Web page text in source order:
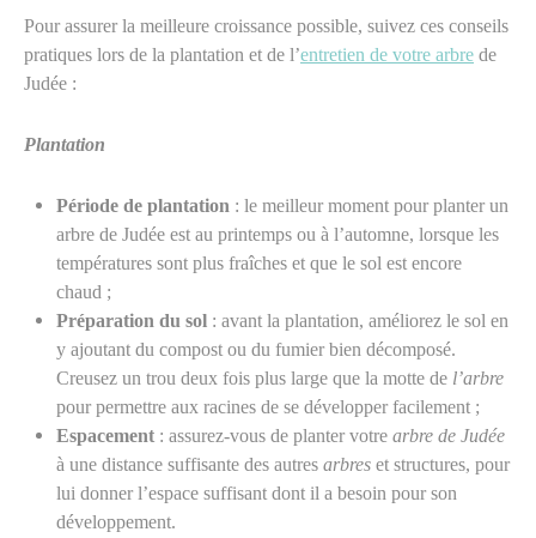
Pour assurer la meilleure croissance possible, suivez ces conseils
pratiques lors de la plantation et de l’entretien de votre arbre de
Judée :
Plantation
Période de plantation : le meilleur moment pour planter un
arbre de Judée est au printemps ou à l’automne, lorsque les
températures sont plus fraîches et que le sol est encore
chaud ;
Préparation du sol : avant la plantation, améliorez le sol en
y ajoutant du compost ou du fumier bien décomposé.
Creusez un trou deux fois plus large que la motte de l’arbre
pour permettre aux racines de se développer facilement ;
Espacement : assurez-vous de planter votre arbre de Judée
à une distance suffisante des autres arbres et structures, pour
lui donner l’espace suffisant dont il a besoin pour son
développement.